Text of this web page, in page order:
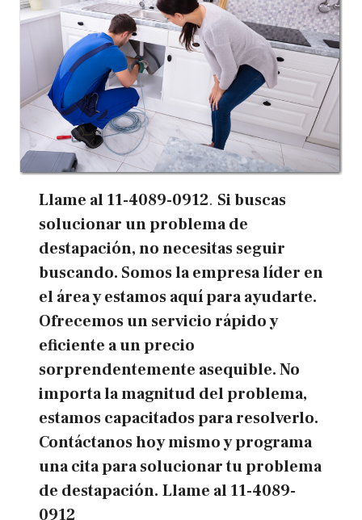
Llame al11-4089-0912. Si buscas
solucionar un problema de
destapación, no necesitas seguir
buscando. Somos la empresa líder en
el área y estamos aquí para ayudarte.
Ofrecemos un servicio rápido y
eficiente a un precio
sorprendentemente asequible. No
importa la magnitud del problema,
estamos capacitados para resolverlo.
Contáctanos hoy mismo y programa
una cita para solucionar tu problema
de destapación. Llame al11-4089-
0912